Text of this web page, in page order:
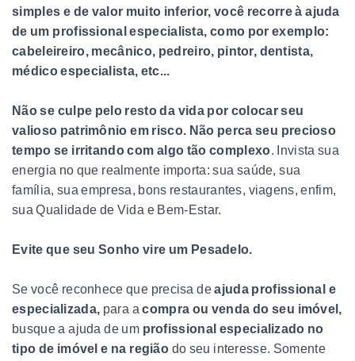
simples e de valor muito inferior, você recorre à ajuda
de um profissional especialista, como por exemplo:
cabeleireiro, mecânico, pedreiro, pintor, dentista,
médico especialista, etc...
Não se culpe pelo resto da vida por colocar seu
valioso patrimônio em risco. Não perca seu precioso
tempo se irritando com algo tão complexo. Invista sua
energia no que realmente importa: sua saúde, sua
família, sua empresa, bons restaurantes, viagens, enfim,
sua Qualidade de Vida e Bem-Estar.
Evite que seu Sonho vire um Pesadelo.
Se você reconhece que precisa deajuda profissional e
especializada, para acompra ou venda do seu imóvel,
busque a ajuda de um profissional especializado no
tipo de imóvel e na região do seu interesse. Somente